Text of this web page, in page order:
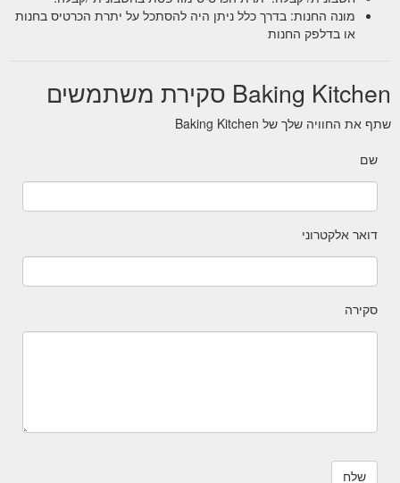
מונה החנות: בדרך כלל ניתן היה להסתכל על יתרת הכרטיס בחנות
או בדלפק החנות
Baking Kitchen סקירת משתמשים
שתף את החוויה שלך של Baking Kitchen
שם
דואר אלקטרוני
סקירה